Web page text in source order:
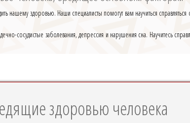
нашему здоровью. Наши специалисты помогут вам научиться
сосудистые заболевания, депрессия и нарушения сна. Научитесь
здоровью человека